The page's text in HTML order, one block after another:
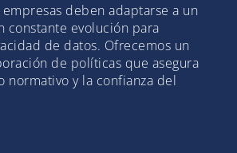
empresas deben adaptarse a un
constante evolución para
de datos. Ofrecemos un
de políticas que asegura
normativo y la confianza del